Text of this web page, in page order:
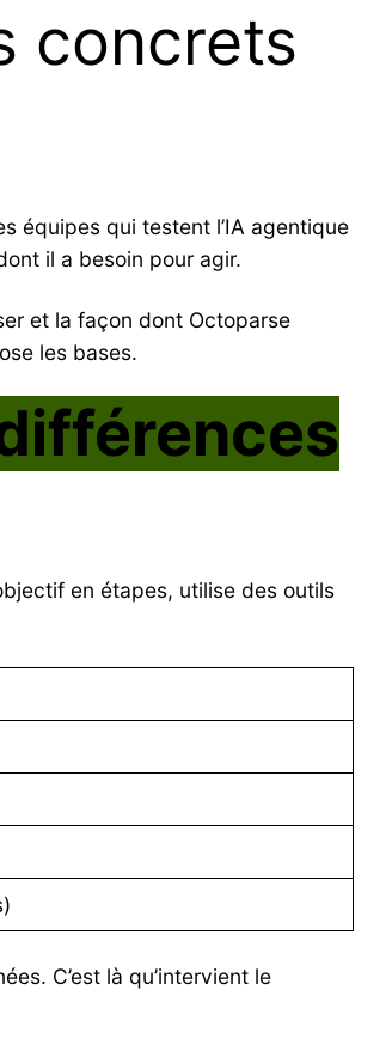
concrets
équipes qui testent l’IA agentique
il a besoin pour agir.
et la façon dont Octoparse
les bases.
en étapes, utilise des outils
C’est là qu’intervient le